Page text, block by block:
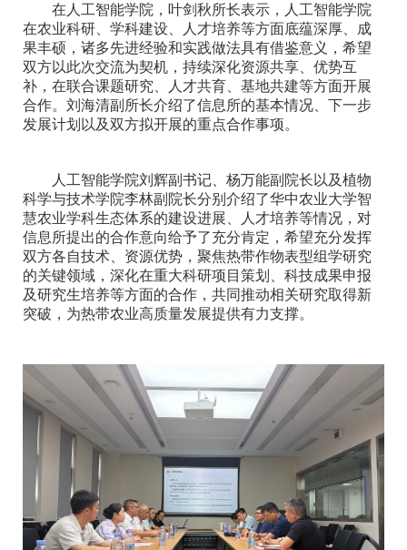
在人工智能学院，叶剑秋所长表示，人工智能学院
在农业科研、学科建设、人才培养等方面底蕴深厚、成
果丰硕，诸多先进经验和实践做法具有借鉴意义，希望
双方以此次交流为契机，持续深化资源共享、优势互
补，在联合课题研究、人才共育、基地共建等方面开展
合作。刘海清副所长介绍了信息所的基本情况、下一步
发展计划以及双方拟开展的重点合作事项。
人工智能学院刘辉副书记、杨万能副院长以及植物
科学与技术学院李林副院长分别介绍了华中农业大学智
慧农业学科生态体系的建设进展、人才培养等情况，对
信息所提出的合作意向给予了充分肯定，希望充分发挥
双方各自技术、资源优势，聚焦热带作物表型组学研究
的关键领域，深化在重大科研项目策划、科技成果申报
及研究生培养等方面的合作，共同推动相关研究取得新
突破，为热带农业高质量发展提供有力支撑。